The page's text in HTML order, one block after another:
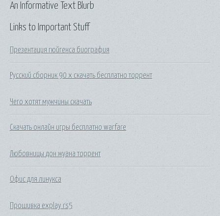
Links to Important Stuff
Презентация гюйгенса биография
Русский сборник 90 х скачать бесплатно торрент
Чего хотят мужчины скачать
Скачать онлайн игры бесплатно warfare
Любовницы дон жуана торрент
Офис для линукса
Прошивка explay rs5
An Informative Text Blurb